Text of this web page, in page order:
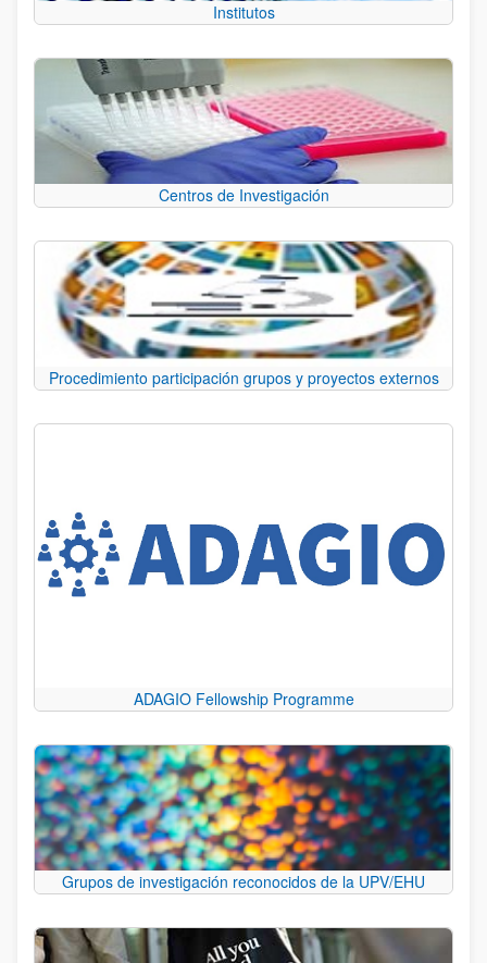
Institutos
Centros de Investigación
Procedimiento participación grupos y proyectos externos
ADAGIO Fellowship Programme
Grupos de investigación reconocidos de la UPV/EHU